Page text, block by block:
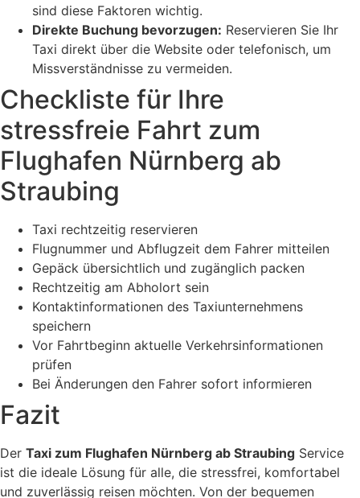
sind diese Faktoren wichtig.
Direkte Buchung bevorzugen: Reservieren Sie Ihr
Taxi direkt über die Website oder telefonisch, um
Missverständnisse zu vermeiden.
Checkliste für Ihre
stressfreie Fahrt zum
Flughafen Nürnberg ab
Straubing
Taxi rechtzeitig reservieren
Flugnummer und Abflugzeit dem Fahrer mitteilen
Gepäck übersichtlich und zugänglich packen
Rechtzeitig am Abholort sein
Kontaktinformationen des Taxiunternehmens
speichern
Vor Fahrtbeginn aktuelle Verkehrsinformationen
prüfen
Bei Änderungen den Fahrer sofort informieren
Fazit
Der Taxi zum Flughafen Nürnberg ab Straubing Service
ist die ideale Lösung für alle, die stressfrei, komfortabel
und zuverlässig reisen möchten. Von der bequemen